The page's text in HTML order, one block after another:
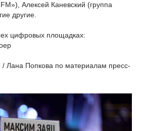
Алексей Каневский (группа
другие.
цифровых площадках:
Лана Попкова по материалам пресс-